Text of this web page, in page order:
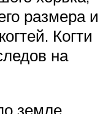
размера и
Когти
на
земле